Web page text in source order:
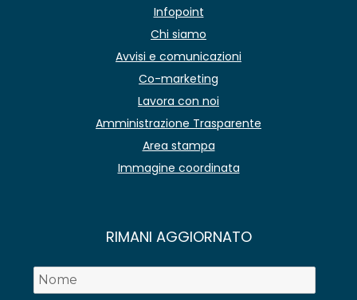
Infopoint
Chi siamo
Avvisi e comunicazioni
Co-marketing
Lavora con noi
Amministrazione Trasparente
Area stampa
Immagine coordinata
RIMANI AGGIORNATO